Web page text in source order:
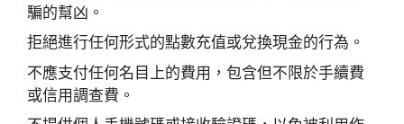
騙的幫凶。
拒絕進行任何形式的點數充值或兌換現金的行為。
不應支付任何名目上的費用，包含但不限於手續費
或信用調查費。